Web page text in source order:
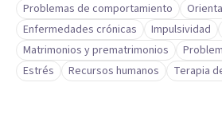
Problemas de comportamiento
Enfermedades crónicas
Impulsividad
Matrimonios y prematrimonios
Estrés
Recursos humanos Terapia